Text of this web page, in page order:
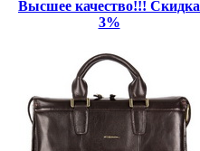
Высшее качество!!! Скидка
3%